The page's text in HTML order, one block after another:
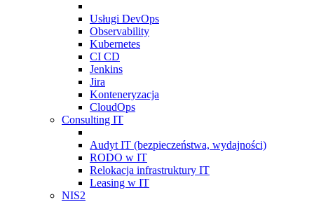
Usługi DevOps
Observability
Kubernetes
CI CD
Jenkins
Jira
Konteneryzacja
CloudOps
Consulting IT
Audyt IT (bezpieczeństwa, wydajności)
RODO w IT
Relokacja infrastruktury IT
Leasing w IT
NIS2